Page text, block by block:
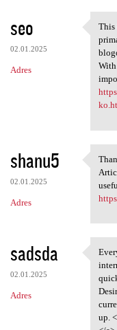
seo
02.01.2025
Adres
This
This
With
shanu5
02.01.2025
Adres
sadsda
02.01.2025
Adres
up.